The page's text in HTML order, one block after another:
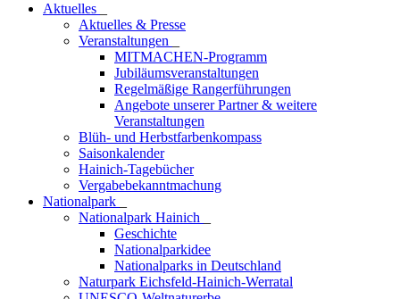
Aktuelles
Aktuelles & Presse
Veranstaltungen
MITMACHEN-Programm
Jubiläumsveranstaltungen
Regelmäßige Rangerführungen
Angebote unserer Partner & weitere
Veranstaltungen
Blüh- und Herbstfarbenkompass
Saisonkalender
Hainich-Tagebücher
Vergabebekanntmachung
National­park
Nationalpark Hainich
Geschichte
Nationalparkidee
Nationalparks in Deutschland
Naturpark Eichsfeld-Hainich-Werratal